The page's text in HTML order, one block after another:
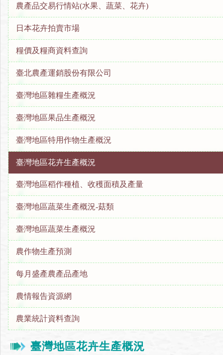
農產品交易行情站(水果、蔬菜、花卉)
日本花卉拍賣市場
糧價及糧商資料查詢
臺北農產運銷股份有限公司
臺灣地區雜糧生產概況
臺灣地區果品生產概況
臺灣地區特用作物生產概況
臺灣地區花卉生產概況
臺灣地區稻作種植、收穫面積及產量
臺灣地區蔬菜生產概況-菇類
臺灣地區蔬菜生產概況
農作物生產預測
每月盛產農產品產地
農情報告資源網
農業統計資料查詢
臺灣地區花卉生產概況